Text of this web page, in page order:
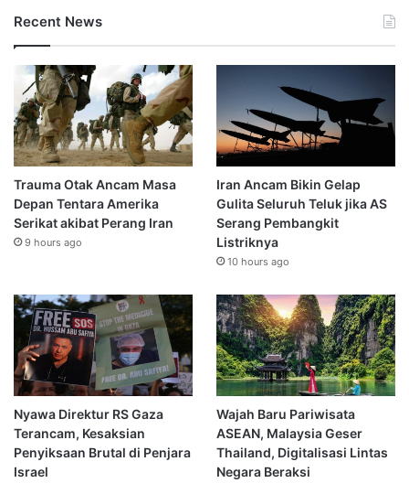
Recent News
Trauma Otak Ancam Masa
Depan Tentara Amerika
Serikat akibat Perang Iran
9 hours ago
Iran Ancam Bikin Gelap
Gulita Seluruh Teluk jika AS
Serang Pembangkit
Listriknya
10 hours ago
Nyawa Direktur RS Gaza
Terancam, Kesaksian
Penyiksaan Brutal di Penjara
Israel
Wajah Baru Pariwisata
ASEAN, Malaysia Geser
Thailand, Digitalisasi Lintas
Negara Beraksi